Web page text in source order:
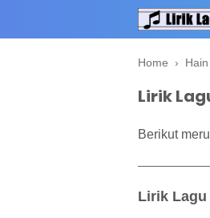
Home ›
Lirik
Berikut
Lirik Lagu